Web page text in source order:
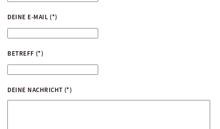
DEINE E-MAIL (*)
BETREFF (*)
DEINE NACHRICHT (*)